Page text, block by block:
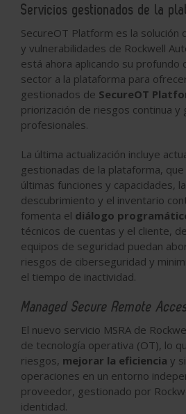
Servicios gestionados de la
SecureOT Platform es la
y vulnerabilidades de Rockwell
está ahora aplicando su profundo
sector a la plataforma para
gestionados de SecureOT
priorización de riesgos continua y
profesionales.
La última actualización incluye
gestionadas de la plataforma,
últimas funciones y capacidades,
descubrimiento y el inventario
fomenta el diálogo
técnicos de cuentas y el cliente,
equipos de seguridad puedan
riesgos de ciberseguridad y
el tiempo de inactividad.
Managed Secure Remote
El nuevo servicio MSRA de
de tecnología operativa (OT), lo
riesgos, mejorar la eficiencia y
operaciones en un entorno
proveedor, gestionado por
identidad.